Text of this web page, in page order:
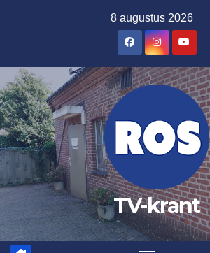
inhoud
8 augustus 2026
TV-krant